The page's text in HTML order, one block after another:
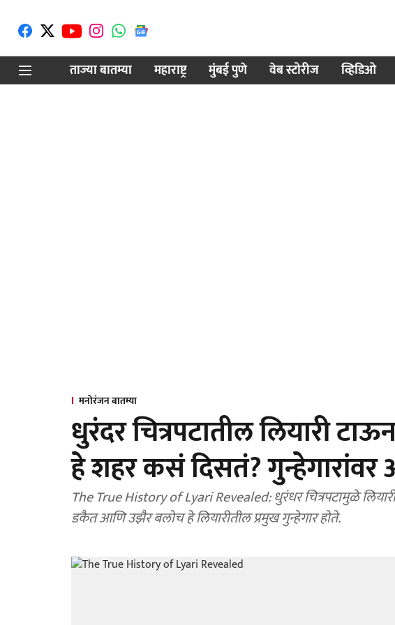
ताज्या बातम्या
महाराष्ट्र मुंबई पुणे वेब स्टोरीज व्हिडिओ
मनोरंजन बातम्या
धुरंदर चित्रपटातील लियारी
हे शहर कसं दिसतं?
The True History of Lyari Revealed: धुरंधर चित्रपटामुळे
डकैत आणि उझैर बलोच हे लियारीतील प्रमुख गुन्हेगार होते.